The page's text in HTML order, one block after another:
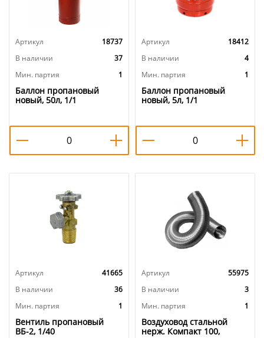
Артикул
18737
В наличии
37
Мин. партия
1
Баллон пропановый
новый, 50л, 1/1
Артикул
18412
В наличии
4
Мин. партия
1
Баллон пропановый
новый, 5л, 1/1
Артикул
41665
В наличии
36
Мин. партия
1
Вентиль пропановый
ВБ-2, 1/40
Артикул
55975
В наличии
3
Мин. партия
1
Воздуховод стальной
нерж. Компакт 100,